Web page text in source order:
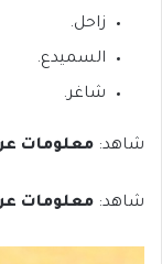
زاحل.
السميدع.
شاغر.
شاهد: معلومات
شاهد: معلومات